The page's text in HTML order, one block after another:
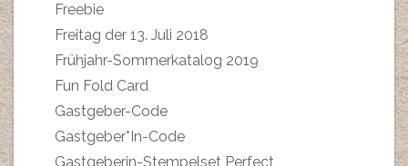
Freebie
Freitag der 13. Juli 2018
Frühjahr-Sommerkatalog 2019
Fun Fold Card
Gastgeber-Code
Gastgeber*In-Code
Gastgeberin-Stempelset Perfect